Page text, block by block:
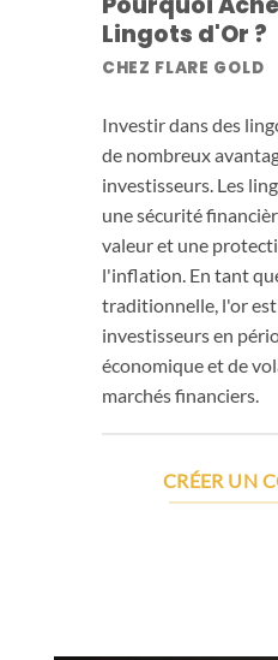
Lingots d'Or ?
CHEZ FLARE GOLD
Investir dans des
de nombreux
investisseurs. Les
une sécurité
valeur et une
l'inflation. En tant
traditionnelle, l'or
investisseurs en
économique et de
marchés financiers.
CRÉER UN